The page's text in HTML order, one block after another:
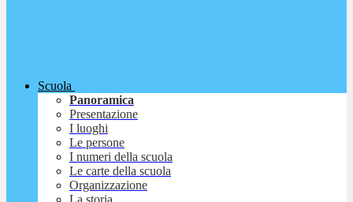
Scuola
Panoramica
Presentazione
I luoghi
Le persone
I numeri della scuola
Le carte della scuola
Organizzazione